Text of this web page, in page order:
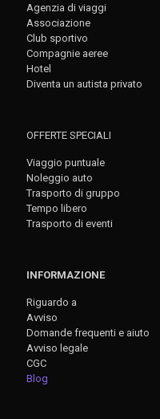
Agenzia di viaggi
Associazione
Club sportivo
Compagnie aeree
Hotel
Diventa un autista privato
OFFERTE SPECIALI
Viaggio puntuale
Noleggio auto
Trasporto di gruppo
Tempo libero
Trasporto di eventi
INFORMAZIONE
Riguardo a
Avviso
Domande frequenti e aiuto
Avviso legale
CGC
Blog